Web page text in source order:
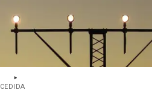
CEDIDA